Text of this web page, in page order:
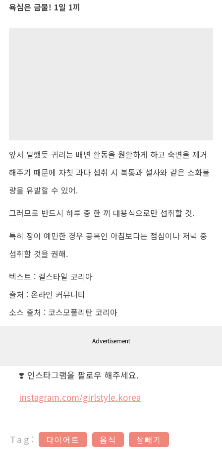
욕심은 금물! 1일 1끼
앞서 말했듯 귀리는 배변 활동을 원활하게 하고 숙변을 제거
해주기 때문에 자칫 과다 섭취 시 복통과 설사와 같은 소화불
량을 유발할 수 있어.
그러므로 반드시 하루 중 한 끼 대용식으로만 섭취할 것.
특히 장이 예민한 경우 공복인 아침보다는 점심이나 저녁 중
섭취할 것을 권해.
텍스트 : 걸스타일 코리아
출처 : 온라인 커뮤니티
소스 출처 : 코스모폴리탄 코리아
Advertisement
❣️ 인스타그램을 팔로우 해주세요.
instagram.com/girlstyle.korea
Tag: 다이어트 음식
살빼기